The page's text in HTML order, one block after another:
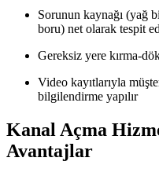
Sorunun kaynağı (yağ
boru) net olarak tespit
Gereksiz yere kırma-
Video kayıtlarıyla
bilgilendirme yapılır
Kanal Açma
Avantajlar